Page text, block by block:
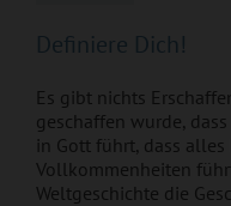
Definiere Dich!
Es gibt nichts
geschaffen wurde,
in Gott führt, dass
Vollkommenheiten
Weltgeschichte die